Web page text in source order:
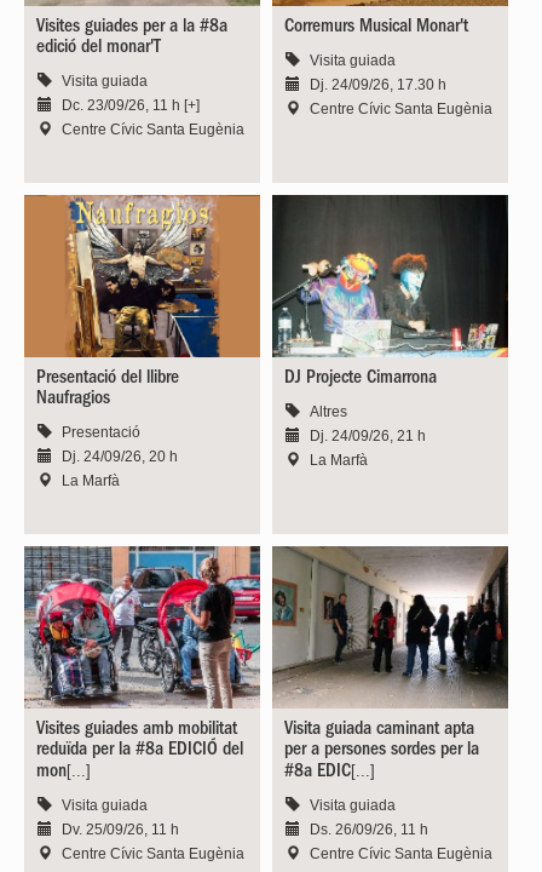
Visites guiades per a la #8a
edició del monar'T
Visita guiada
Dc. 23/09/26, 11 h [+]
Centre Cívic Santa Eugènia
Corremurs Musical Monar't
Visita guiada
Dj. 24/09/26, 17.30 h
Centre Cívic Santa Eugènia
Presentació del llibre
Naufragios
Presentació
Dj. 24/09/26, 20 h
La Marfà
DJ Projecte Cimarrona
Altres
Dj. 24/09/26, 21 h
La Marfà
Visites guiades amb mobilitat
reduïda per la #8a EDICIÓ del
mon[...]
Visita guiada
Dv. 25/09/26, 11 h
Centre Cívic Santa Eugènia
Visita guiada caminant apta
per a persones sordes per la
#8a EDIC[...]
Visita guiada
Ds. 26/09/26, 11 h
Centre Cívic Santa Eugènia